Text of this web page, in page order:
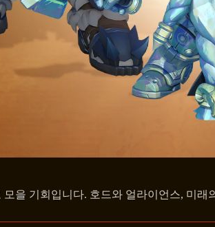
모을 기회입니다. 호드와 얼라이언스, 미래